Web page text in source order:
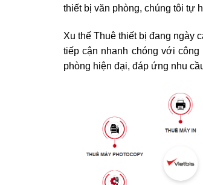
thiết bị văn phòng, chúng tôi tự
Xu thế Thuê thiết bị đang ngày
tiếp cận nhanh chóng với công
phòng hiện đại, đáp ứng nhu